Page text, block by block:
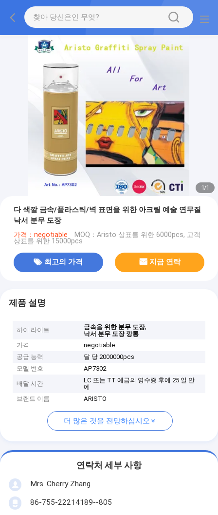
1/1
다 색깔 금속/플라스틱/벽 표면을 위한 아크릴 예술 연무질
낙서 분무 도장
가격：negotiable MOQ：Aristo 상표를 위한 6000pcs, 고객
상표를 위한 15000pcs
최고의 가격 지금 연락
제품 설명
하이 라이트 금속을 위한 분무 도장,
낙서 분무 도장 깡통
가격
negotiable
공급 능력
달 당 2000000pcs
모델 번호
AP7302
배달 시간
LC 또는 TT 예금의 영수증 후에 25 일 안
에
브랜드 이름
ARISTO
더 많은 것을 전망하십시오
연락처 세부 사항
Mrs. Cherry Zhang
86-755-22214189--805